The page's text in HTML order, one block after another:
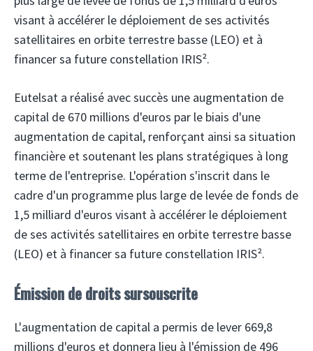
visant à accélérer le déploiement de ses activités
satellitaires en orbite terrestre basse (LEO) et à
financer sa future constellation IRIS².
Eutelsat a réalisé avec succès une augmentation de
capital de 670 millions d'euros par le biais d'une
augmentation de capital, renforçant ainsi sa situation
financière et soutenant les plans stratégiques à long
terme de l'entreprise. L'opération s'inscrit dans le
cadre d'un programme plus large de levée de fonds de
1,5 milliard d'euros visant à accélérer le déploiement
de ses activités satellitaires en orbite terrestre basse
(LEO) et à financer sa future constellation IRIS².
Émission de droits sursouscrite
L'augmentation de capital a permis de lever 669,8
millions d'euros et donnera lieu à l'émission de 496